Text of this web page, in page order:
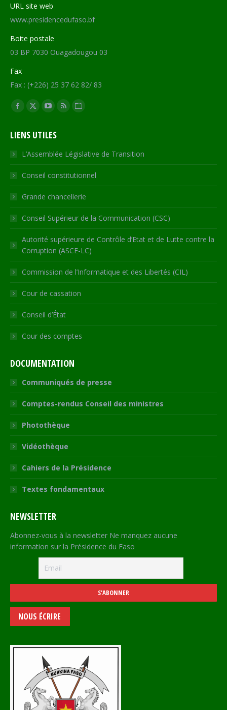
URL site web
www.presidencedufaso.bf
Boite postale
03 BP 7030 Ouagadougou 03
Fax
Fax : (+226) 25 37 62 82/ 83
Trouvez nous sur :
Facebook
opens
in
new
window
X
opens
in
new
window
YouTube
opens
in
new
window
RSS
in
new
window
Site
opens
in
new
LIENS UTILES
L’Assemblée Législative de Transition
Conseil constitutionnel
Grande chancellerie
Conseil Supérieur de la Communication (CSC)
Autorité supérieure de Contrôle d’Etat et de Lutte contre la
Corruption (ASCE-LC)
Commission de l’Informatique et des Libertés (CIL)
Cour de cassation
Conseil d’État
Cour des comptes
DOCUMENTATION
Communiqués de presse
Comptes-rendus Conseil des ministres
Photothèque
Vidéothèque
Cahiers de la Présidence
Textes fondamentaux
NEWSLETTER
Abonnez-vous à la newsletter Ne manquez aucune
information sur la Présidence du Faso
NOUS ÉCRIRE